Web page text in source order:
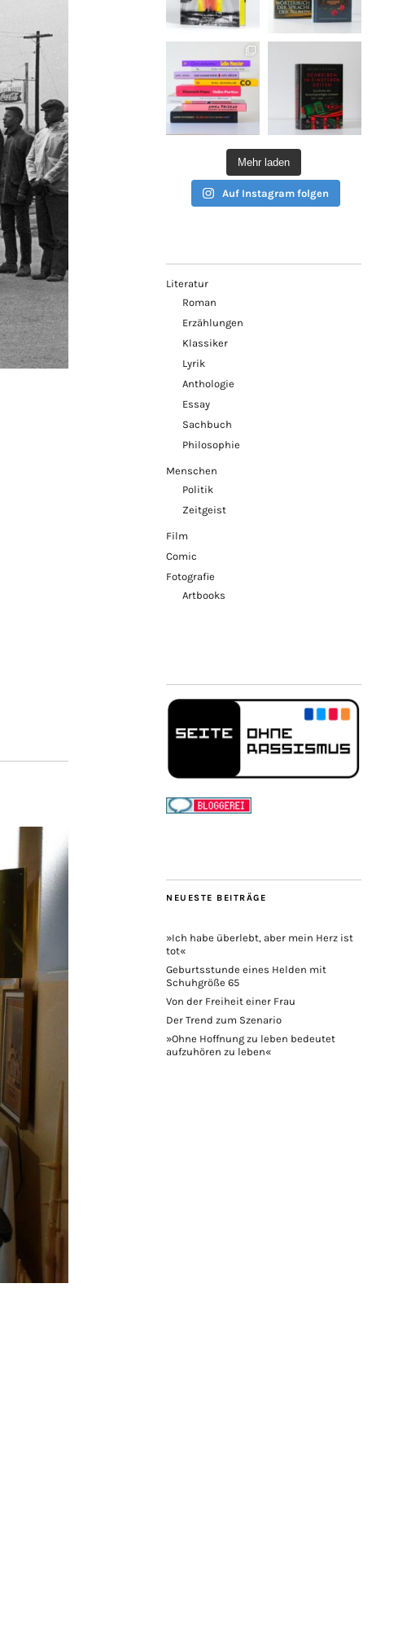
Mehr laden
Auf Instagram folgen
Literatur
Roman
Erzählungen
Klassiker
Lyrik
Anthologie
Essay
Sachbuch
Philosophie
Menschen
Politik
Zeitgeist
Film
Comic
Fotografie
Artbooks
NEUESTE BEITRÄGE
»Ich habe überlebt, aber mein Herz ist
tot«
Geburtsstunde eines Helden mit
Schuhgröße 65
Von der Freiheit einer Frau
Der Trend zum Szenario
»Ohne Hoffnung zu leben bedeutet
aufzuhören zu leben«